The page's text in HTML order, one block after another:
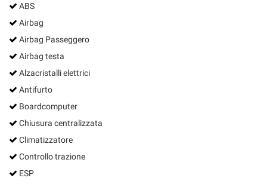
ABS
Airbag
Airbag Passeggero
Airbag testa
Alzacristalli elettrici
Antifurto
Boardcomputer
Chiusura centralizzata
Climatizzatore
Controllo trazione
ESP
impostazioni